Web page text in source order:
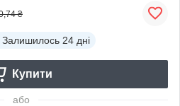
₴
Залишилось 24 дні
Купити
або